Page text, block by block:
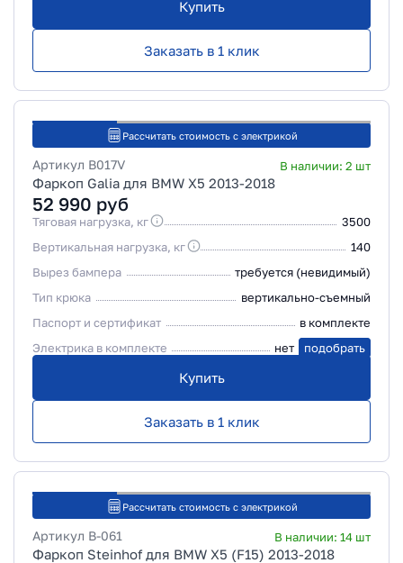
Купить
Заказать в 1 клик
Рассчитать стоимость с электрикой
Артикул B017V В наличии: 2 шт
Фаркоп Galia для BMW X5 2013-2018
52 990 руб
Тяговая нагрузка, кг
3500
Вертикальная нагрузка, кг
140
Вырез бампера
требуется (невидимый)
Тип крюка
вертикально-съемный
Паспорт и сертификат
в комплекте
Электрика в комплекте
нет подобрать
Купить
Заказать в 1 клик
Рассчитать стоимость с электрикой
Артикул B-061 В наличии: 14 шт
Фаркоп Steinhof для BMW X5 (F15) 2013-2018